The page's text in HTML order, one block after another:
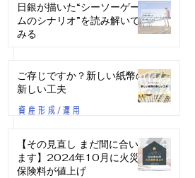
日銀が描いた“シーソーゲー
ムのシナリオ”を読み解いて
みる
ご存じですか？新しい紙幣の
新しい工夫
資産形成/運用
【その見直し まだ間に合い
ます】2024年10月に火災
保険料が値上げ